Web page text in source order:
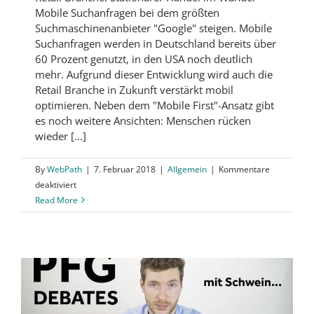
Mobile Suchanfragen bei dem größten
Suchmaschinenanbieter "Google" steigen. Mobile
Suchanfragen werden in Deutschland bereits über
60 Prozent genutzt, in den USA noch deutlich
mehr. Aufgrund dieser Entwicklung wird auch die
Retail Branche in Zukunft verstärkt mobil
optimieren. Neben dem "Mobile First"-Ansatz gibt
es noch weitere Ansichten: Menschen rücken
wieder [...]
ByWebPath | 7. Februar 2018 | Allgemein | Kommentare
deaktiviertfür
Die
neusten
Entwicklungen
der
Retail
Read More